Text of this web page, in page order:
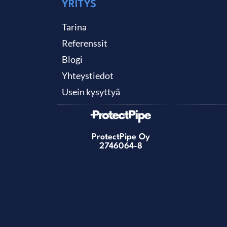
YRITYS
Tarina
Referenssit
Blogi
Yhteystiedot
Usein kysyttyä
ProtectPipe Oy
2746064-8